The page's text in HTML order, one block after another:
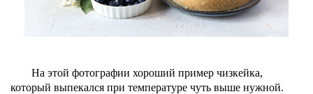
На этой фотографии хороший пример чизкейка,
который выпекался при температуре чуть выше нужной.